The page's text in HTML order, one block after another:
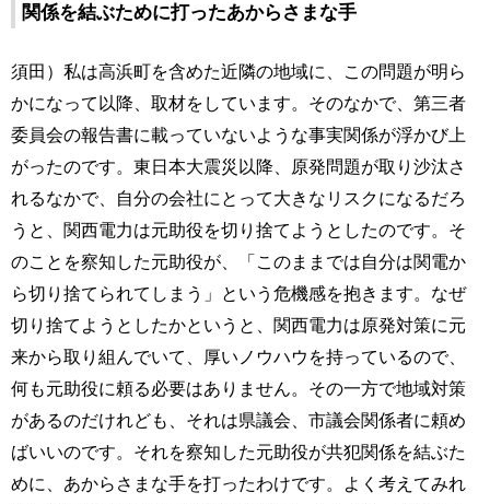
関係を結ぶために打ったあからさまな手
須田）私は高浜町を含めた近隣の地域に、この問題が明ら
かになって以降、取材をしています。そのなかで、第三者
委員会の報告書に載っていないような事実関係が浮かび上
がったのです。東日本大震災以降、原発問題が取り沙汰さ
れるなかで、自分の会社にとって大きなリスクになるだろ
うと、関西電力は元助役を切り捨てようとしたのです。そ
のことを察知した元助役が、「このままでは自分は関電か
ら切り捨てられてしまう」という危機感を抱きます。なぜ
切り捨てようとしたかというと、関西電力は原発対策に元
来から取り組んでいて、厚いノウハウを持っているので、
何も元助役に頼る必要はありません。その一方で地域対策
があるのだけれども、それは県議会、市議会関係者に頼め
ばいいのです。それを察知した元助役が共犯関係を結ぶた
めに、あからさまな手を打ったわけです。よく考えてみれ